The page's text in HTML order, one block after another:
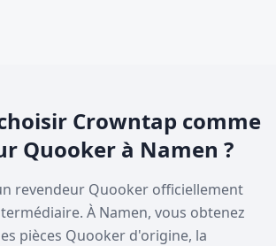
Crowntap comme
Quooker à Namen ?
revendeur Quooker officiellement
À Namen, vous obtenez
pièces Quooker d'origine, la